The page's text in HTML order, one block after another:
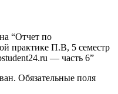
“Отчет по
практике П.В, 5 семестр
— часть 6”
Обязательные поля